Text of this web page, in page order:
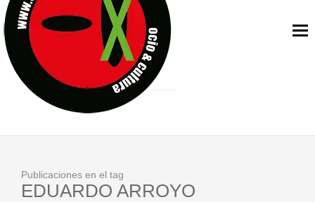
MILITARES JUDÍAS EN #EXVITA
D’BALDOMEROS REINVENTAN [BITÁCORA 3.0] EN EXVITA
MARSHALL FLASH PRESENTA EN EXVITA [RELATIVA
JOFRE BARDAGÍ EN EXVITA INTERPRETANDO A SERRAT
Publicaciones en el tag
EDUARDO ARROYO